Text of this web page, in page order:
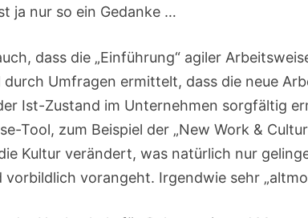
ja nur so ein Gedanke …
dass die „Einführung“ agiler
durch Umfragen ermittelt, dass die neue
Ist-Zustand im Unternehmen sorgfältig
Tool, zum Beispiel der „New Work &
Kultur verändert, was natürlich nur
vorbildlich vorangeht. Irgendwie sehr